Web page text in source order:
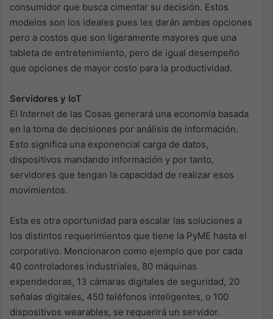
consumidor que busca cimentar su decisión. Estos
modelos son los ideales pues les darán ambas opciones
pero a costos que son ligeramente mayores que una
tableta de entretenimiento, pero de igual desempeño
que opciones de mayor costo para la productividad.
Servidores y IoT
El Internet de las Cosas generará una economía basada
en la toma de decisiones por análisis de información.
Esto significa una exponencial carga de datos,
dispositivos mandando información y por tanto,
servidores que tengan la capacidad de realizar esos
movimientos.
Esta es otra oportunidad para escalar las soluciones a
los distintos requerimientos que tiene la PyME hasta el
corporativo. Mencionaron como ejemplo que por cada
40 controladores industriales, 80 máquinas
expendedoras, 13 cámaras digitales de seguridad, 20
señalas digitales, 450 teléfonos inteligentes, o 100
dispositivos wearables, se requerirá un servidor.